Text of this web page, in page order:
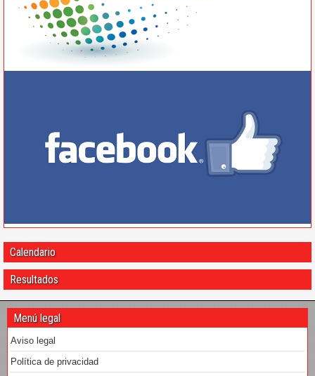
Calendario
Resultados
Menú legal
Aviso legal
Política de privacidad